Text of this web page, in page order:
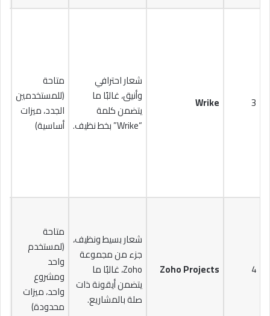
3
Wrike
شعار احترافي
وأنيق، غالبًا ما
يتضمن كلمة
“Wrike” بخط نظيف.
متاحة
(للمستخدمين
الجدد، ميزات
أساسية)
4
Zoho Projects
شعار بسيط ونظيف،
جزء من مجموعة
Zoho، غالبًا ما
يتضمن أيقونة ذات
صلة بالمشاريع.
متاحة
(لمستخدم
واحد
ومشروع
واحد، ميزات
محدودة)